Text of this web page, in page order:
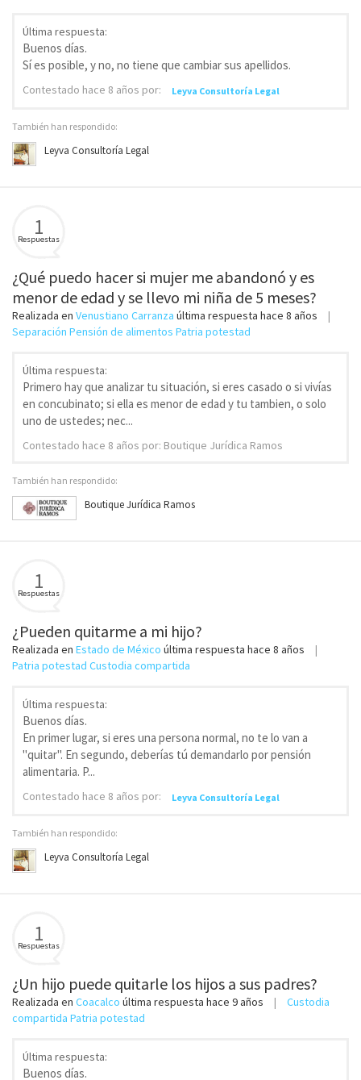
Última respuesta:
Buenos días.
Sí es posible, y no, no tiene que cambiar sus apellidos.
Contestado hace 8 años por: Leyva Consultoría Legal
También han respondido:
Leyva Consultoría Legal
1
Respuestas
¿Qué puedo hacer si mujer me abandonó y es
menor de edad y se llevo mi niña de 5 meses?
Realizada en Venustiano Carranza última respuesta hace 8 años
Separación Pensión de alimentos Patria potestad
Última respuesta:
Primero hay que analizar tu situación, si eres casado o si vivías
en concubinato; si ella es menor de edad y tu tambien, o solo
uno de ustedes; nec...
Contestado hace 8 años por: Boutique Jurídica Ramos
También han respondido:
Boutique Jurídica Ramos
1
Respuestas
¿Pueden quitarme a mi hijo?
Realizada en Estado de México última respuesta hace 8 años
Patria potestad Custodia compartida
Última respuesta:
Buenos días.
En primer lugar, si eres una persona normal, no te lo van a
"quitar". En segundo, deberías tú demandarlo por pensión
alimentaria. P...
Contestado hace 8 años por: Leyva Consultoría Legal
También han respondido:
Leyva Consultoría Legal
1
Respuestas
¿Un hijo puede quitarle los hijos a sus padres?
Realizada en Coacalco última respuesta hace 9 años
Custodia
compartida Patria potestad
Última respuesta:
Buenos días.